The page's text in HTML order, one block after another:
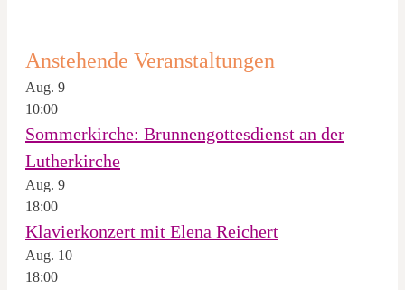
Anstehende Veranstaltungen
Aug. 9
10:00
Sommerkirche: Brunnengottesdienst an der
Lutherkirche
Aug. 9
18:00
Klavierkonzert mit Elena Reichert
Aug. 10
18:00